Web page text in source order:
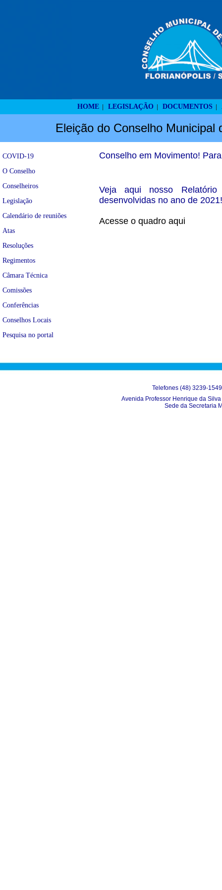
HOME LEGISLAÇÃO DOCUMENTOS
Eleição do Conselho
COVID-19
O Conselho
Conselheiros
Legislação
Calendário de reuniões
Atas
Resoluções
Regimentos
Câmara Técnica
Comissões
Conferências
Conselhos Locais
Pesquisa no portal
Conselho em Movimento!
Veja aqui nosso Relatório
desenvolvidas no ano de 2021!
Acesse o quadro aqui
Telefones (48) 3239-
Avenida Professor Henrique da
Sede da Secretaria